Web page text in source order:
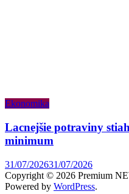
Ekonomika
Lacnejšie potraviny
minimum
31/07/202631/07/2026
Copyright © 2026 Premium
Powered by WordPress.